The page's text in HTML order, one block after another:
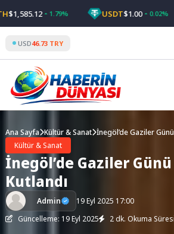
to
content
1.79% USDT$1.00 0.02%
USD46.73 TRY
Ana Sayfa Kültür & Sanat İnegöl’de Gaziler
Kültür & Sanat
İnegöl’de Gaziler
Kutlandı
Admin
19 Eyl 2025 17:00
Güncelleme: 19 Eyl 2025
2 dk. Okuma Süresi